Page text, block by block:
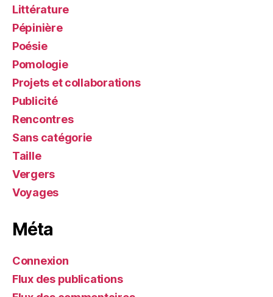
Littérature
Pépinière
Poésie
Pomologie
Projets et collaborations
Publicité
Rencontres
Sans catégorie
Taille
Vergers
Voyages
Méta
Connexion
Flux des publications